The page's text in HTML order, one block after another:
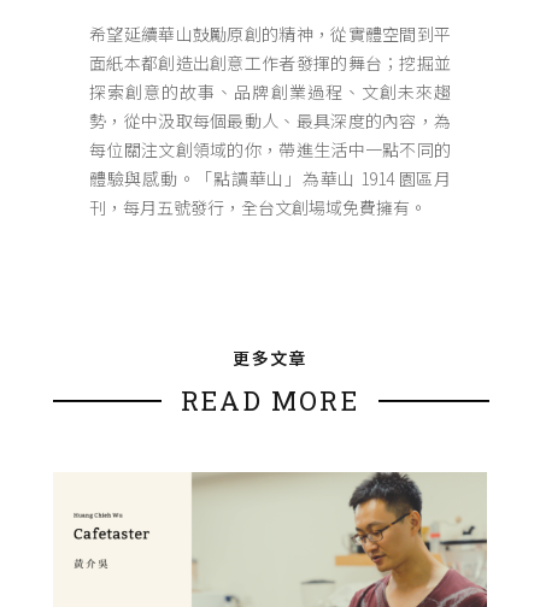
希望延續華山鼓勵原創的精神，從實體空間到平
面紙本都創造出創意工作者發揮的舞台；挖掘並
探索創意的故事、品牌創業過程、文創未來趨
勢，從中汲取每個最動人、最具深度的內容，為
每位關注文創領域的你，帶進生活中一點不同的
體驗與感動。「點讀華山」為華山 1914 園區月
刊，每月五號發行，全台文創場域免費擁有。
更多文章
READ MORE